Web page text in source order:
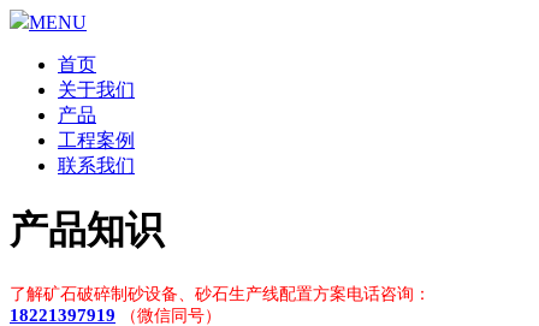
MENU
首页
关于我们
产品
工程案例
联系我们
产品知识
了解矿石破碎制砂设备、砂石生产线配置方案电话咨询：
18221397919 （微信同号）